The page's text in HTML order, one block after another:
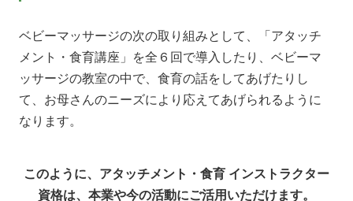
ベビーマッサージの次の取り組みとして、「アタッチ
メント・食育講座」を全６回で導入したり、ベビーマ
ッサージの教室の中で、食育の話をしてあげたりし
て、お母さんのニーズにより応えてあげられるように
なります。
このように、アタッチメント・食育 インストラクター
資格は、本業や今の活動にご活用いただけます。